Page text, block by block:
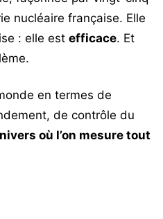
nucléaire française. Elle
: elle est efficace. Et
en termes de
de contrôle du
où l’on mesure tout